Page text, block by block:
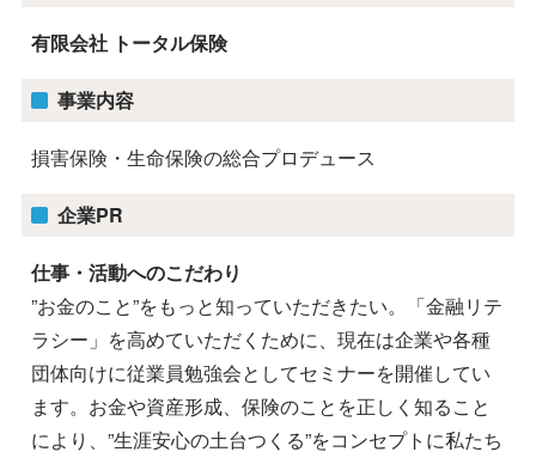
有限会社 トータル保険
事業内容
損害保険・生命保険の総合プロデュース
企業PR
仕事・活動へのこだわり
”お金のこと”をもっと知っていただきたい。「金融リテ
ラシー」を高めていただくために、現在は企業や各種
団体向けに従業員勉強会としてセミナーを開催してい
ます。お金や資産形成、保険のことを正しく知ること
により、”生涯安心の土台つくる”をコンセプトに私たち